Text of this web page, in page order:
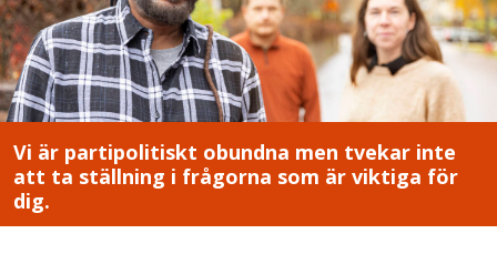
Vi är partipolitiskt obundna men tvekar inte
att ta ställning i frågorna som är viktiga för
dig.